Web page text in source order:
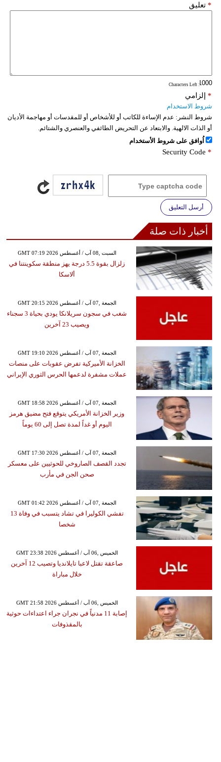
تعليق *
: Characters Left
إلزامي *
شروط الاستخدام
شروط النشر: عدم الإساءة للكاتب أو للأشخاص أو للمقدسات أو مهاجمة الأديان
أو الذات الالهية. والابتعاد عن التحريض الطائفي والعنصري والشتائم.
اُوافق على شروط الأستخدام
Security Code *
أرسل التعليق
أخبار ذات صلة
GMT 07:19 2026 السبت ,08 آب / أغسطس
زلزال بقوة 5.5 درجة يهز منطقة سكوينتنا في
ألاسكا
GMT 20:15 2026 الجمعة ,07 آب / أغسطس
شغب في سجون سريلانكا يودي بحياة 3 سجناء
ويصيب 23 آخرين
GMT 19:10 2026 الجمعة ,07 آب / أغسطس
الخزانة الأميركية تفرض عقوبات على منصات
عملات مشفرة لدعمها الحرس الثوري الإيراني
GMT 18:58 2026 الجمعة ,07 آب / أغسطس
وزير الخزانة الأمريكي يتوقع فتح مضيق هرمز
اليوم أو غداً لمدة تصل إلى 60 يوماً
GMT 17:30 2026 الجمعة ,07 آب / أغسطس
تجدد القصف الصاروخي للحوثيين على معسكر
صحن الجن في مأرب
GMT 01:42 2026 الجمعة ,07 آب / أغسطس
تفشي الكوليرا في تشاد يتسبب في وفاة 13
شخصا
GMT 23:38 2026 الخميس ,06 آب / أغسطس
صاعقة تقتل لاعبا تايلانديا وتصيب 12 آخرين
خلال مباراة
GMT 21:58 2026 الخميس ,06 آب / أغسطس
إصابة 11 مدنياً في نجران جراء اعتداءات حوثية
بالمقذوفات